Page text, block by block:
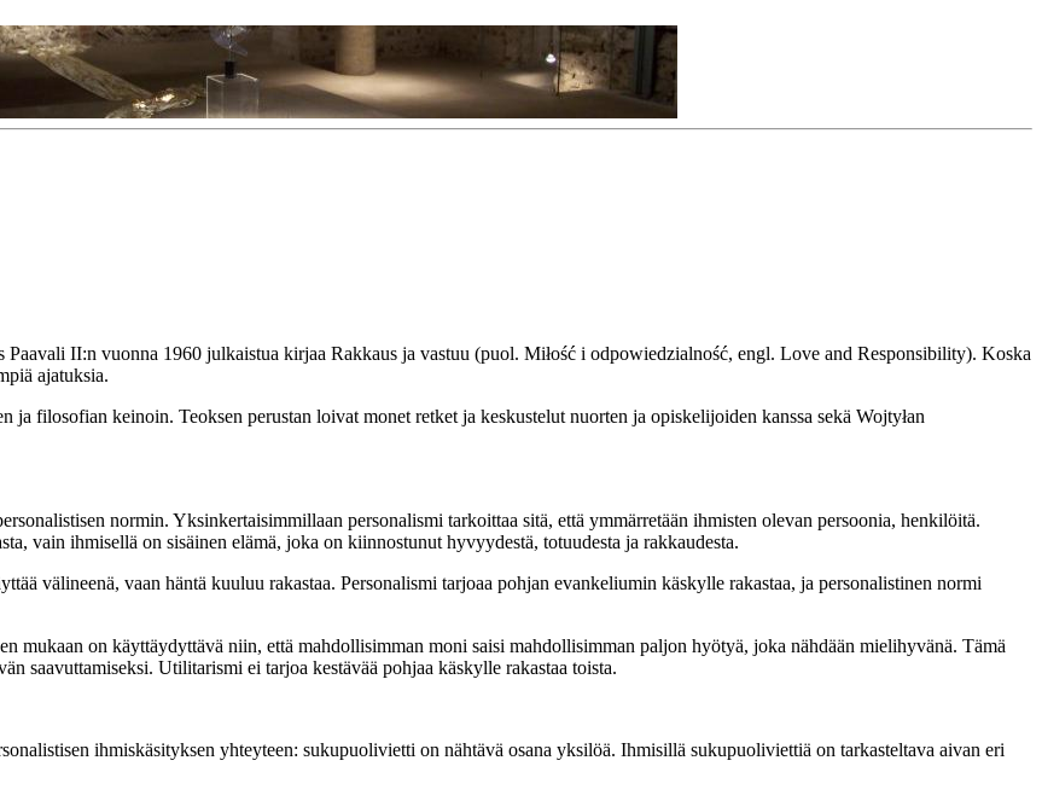
II:n vuonna 1960 julkaistua kirjaa Rakkaus ja vastuu (puol. Miłość i odpowiedzialność, engl. Love and Responsibility). Koska
ajatuksia.
ja filosofian keinoin. Teoksen perustan loivat monet retket ja keskustelut nuorten ja opiskelijoiden kanssa sekä Wojtyłan
normin. Yksinkertaisimmillaan personalismi tarkoittaa sitä, että ymmärretään ihmisten olevan persoonia, henkilöitä.
vain ihmisellä on sisäinen elämä, joka on kiinnostunut hyvyydestä, totuudesta ja rakkaudesta.
välineenä, vaan häntä kuuluu rakastaa. Personalismi tarjoaa pohjan evankeliumin käskylle rakastaa, ja personalistinen normi
mukaan on käyttäydyttävä niin, että mahdollisimman moni saisi mahdollisimman paljon hyötyä, joka nähdään mielihyvänä. Tämä
saavuttamiseksi. Utilitarismi ei tarjoa kestävää pohjaa käskylle rakastaa toista.
ihmiskäsityksen yhteyteen: sukupuolivietti on nähtävä osana yksilöä. Ihmisillä sukupuoliviettiä on tarkasteltava aivan eri